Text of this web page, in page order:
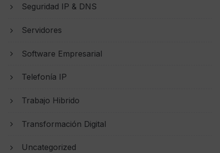
Seguridad IP & DNS
Servidores
Software Empresarial
Telefonía IP
Trabajo Hibrido
Transformación Digital
Uncategorized